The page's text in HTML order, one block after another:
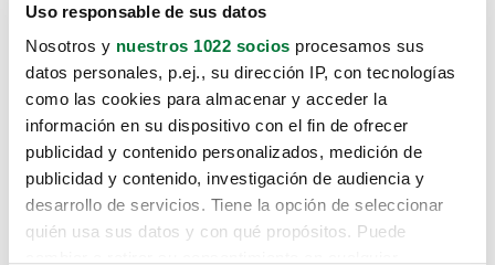
Uso responsable de sus datos
Nosotros y nuestros 1022 socios procesamos sus
datos personales, p.ej., su dirección IP, con tecnologías
como las cookies para almacenar y acceder la
información en su dispositivo con el fin de ofrecer
publicidad y contenido personalizados, medición de
publicidad y contenido, investigación de audiencia y
desarrollo de servicios. Tiene la opción de seleccionar
quién usa sus datos y con qué propósitos. Puede
Lo sentimos, no sabemos como
te hemos traido hasta aquí.
Pero puedes encontrar el coche que estás
buscando en alguno de estos enlaces: